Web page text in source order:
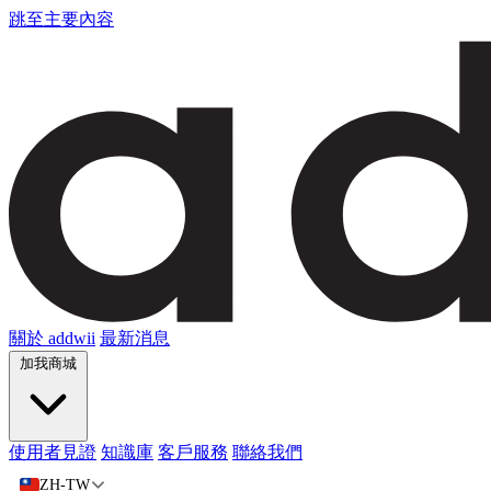
跳至主要內容
關於 addwii 最新消息
加我商城
使用者見證 知識庫 客戶服務 聯絡我們
ZH-TW